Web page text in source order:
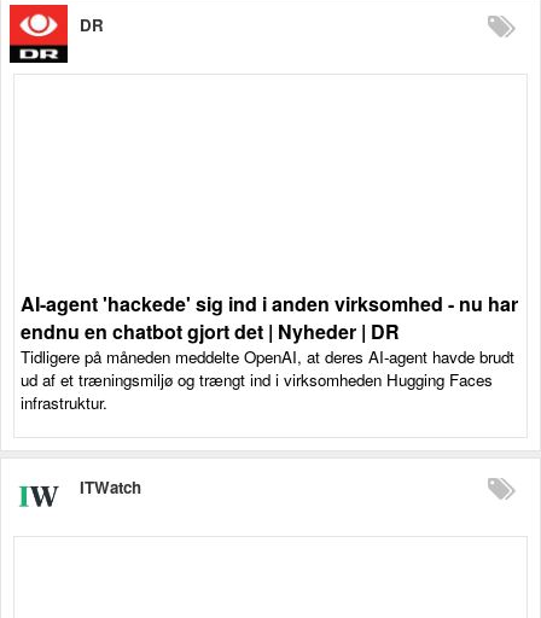
DR
AI-agent 'hackede' sig ind i anden virksomhed - nu har
endnu en chatbot gjort det | Nyheder | DR
Tidligere på måneden meddelte OpenAI, at deres AI-agent havde brudt
ud af et træningsmiljø og trængt ind i virksomheden Hugging Faces
infrastruktur.
ITWatch